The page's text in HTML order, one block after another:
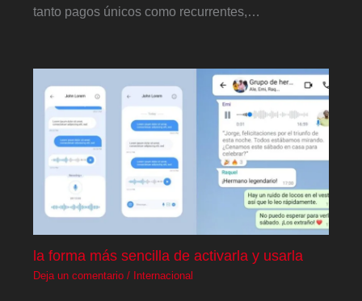
tanto pagos únicos como recurrentes,…
la forma más sencilla de activarla y usarla
Deja un comentario / Internacional